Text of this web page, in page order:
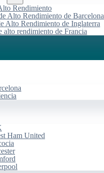
Rendimiento
Alto Rendimiento de Barcelona
Alto Rendimiento de Inglaterra
alto rendimiento de Francia
Ham United